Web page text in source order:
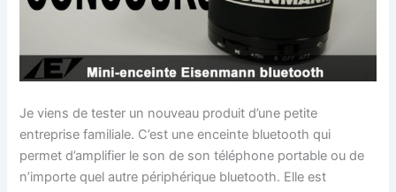
Je viens de tester un nouveau produit d’une petite
entreprise familiale. C’est une enceinte bluetooth qui
permet d’amplifier le son de son téléphone portable ou de
n’importe quel autre périphérique bluetooth. Elle est